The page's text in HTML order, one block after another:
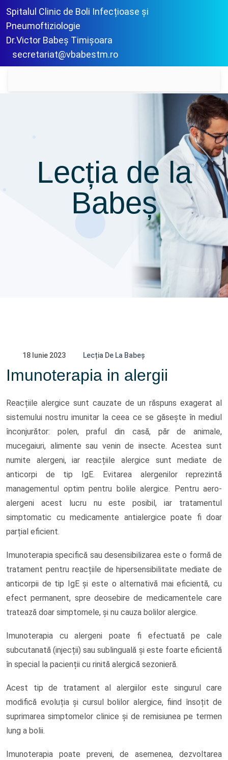
Spitalul Clinic de Boli Infecțioase și
Pneumoftiziologie
Dr.Victor Babeș Timișoara
secretariat@vbabestm.ro
Lecția de la
Babeș
18 Iunie 2023 Lecția De La Babeș
Imunoterapia in alergii
Reacțiile alergice sunt cauzate de un răspuns exagerat al
sistemului nostru imunitar la ceea ce se găsește în mediul
înconjurător: polen, praful din casă, păr de animale,
mucegaiuri, alimente sau venin de insecte. Acestea sunt
numite alergeni, iar reacțiile alergice sunt mediate de
anticorpi de tip IgE. Evitarea alergenilor reprezintă
managementul optim pentru bolile alergice. Pentru aero-
alergeni acest lucru nu este posibil, iar tratamentul
simptomatic cu medicamente antialergice poate fi doar
parțial eficient.
Imunoterapia specifică sau desensibilizarea este o formă de
tratament pentru reacțiile de hipersensibilitate mediate de
anticorpii de tip IgE și este o alternativă mai eficientă, cu
efect permanent, spre deosebire de medicamentele care
tratează doar simptomele, și nu cauza bolilor alergice.
Imunoterapia cu alergeni poate fi efectuată pe cale
subcutanată (injecții) sau sublinguală și este foarte eficientă
în special la pacienții cu rinită alergică sezonieră.
Acest tip de tratament al alergiilor este singurul care
modifică evoluția și cursul bolilor alergice, fiind însoțit de
suprimarea simptomelor clinice și de remisiunea pe termen
lung a bolii.
Imunoterapia poate preveni, de asemenea, dezvoltarea